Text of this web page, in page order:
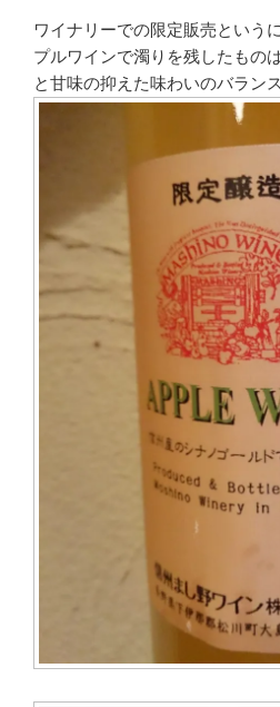
ワイナリーでの限定販売という
プルワインで濁りを残したもの
と甘味の抑えた味わいのバラン